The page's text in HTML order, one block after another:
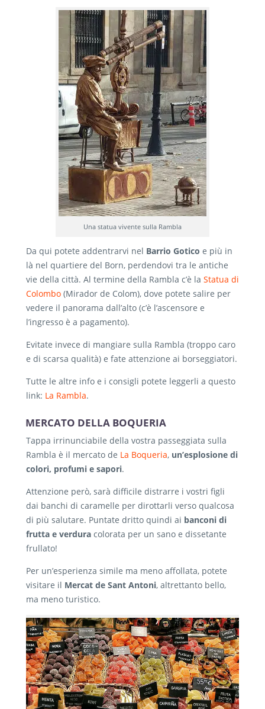
Una statua vivente sulla Rambla
Da qui potete addentrarvi nel Barrio Gotico e più in
là nel quartiere del Born, perdendovi tra le antiche
vie della città. Al termine della Rambla c’è la Statua di
Colombo (Mirador de Colom), dove potete salire per
vedere il panorama dall’alto (c’è l’ascensore e
l’ingresso è a pagamento).
Evitate invece di mangiare sulla Rambla (troppo caro
e di scarsa qualità) e fate attenzione ai borseggiatori.
Tutte le altre info e i consigli potete leggerli a questo
link: La Rambla.
MERCATO DELLA BOQUERIA
Tappa irrinunciabile della vostra passeggiata sulla
Rambla è il mercato de La Boqueria, un’esplosione di
colori, profumi e sapori.
Attenzione però, sarà difficile distrarre i vostri figli
dai banchi di caramelle per dirottarli verso qualcosa
di più salutare. Puntate dritto quindi ai banconi di
frutta e verdura colorata per un sano e dissetante
frullato!
Per un’esperienza simile ma meno affollata, potete
visitare il Mercat de Sant Antoni, altrettanto bello,
ma meno turistico.